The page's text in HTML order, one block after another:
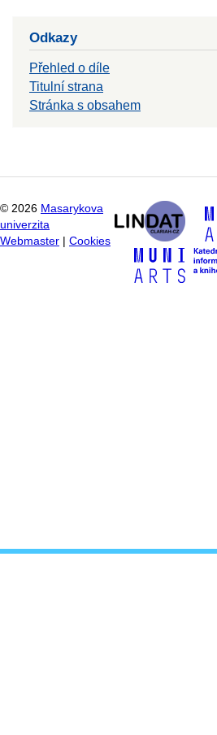
Odkazy
Přehled o díle
Titulní strana
Stránka s obsahem
© 2026 Masarykova
univerzita
Webmaster
Cookies